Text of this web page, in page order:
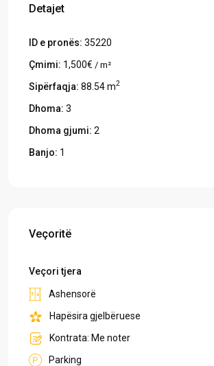
Detajet
ID e pronës: 35220
Çmimi: 1,500€ / m²
Sipërfaqja: 88.54 m2
Dhoma: 3
Dhoma gjumi: 2
Banjo: 1
Veçoritë
Veçori tjera
Ashensorë
Hapësira gjelbëruese
Kontrata: Me noter
Parking